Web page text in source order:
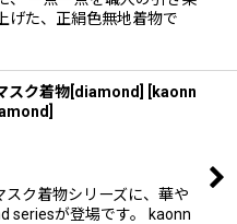
げた、正絹色無地着物で
スク着物[diamond]
kaonn
スク着物シリーズに、華や
seriesが登場です。 kaonn